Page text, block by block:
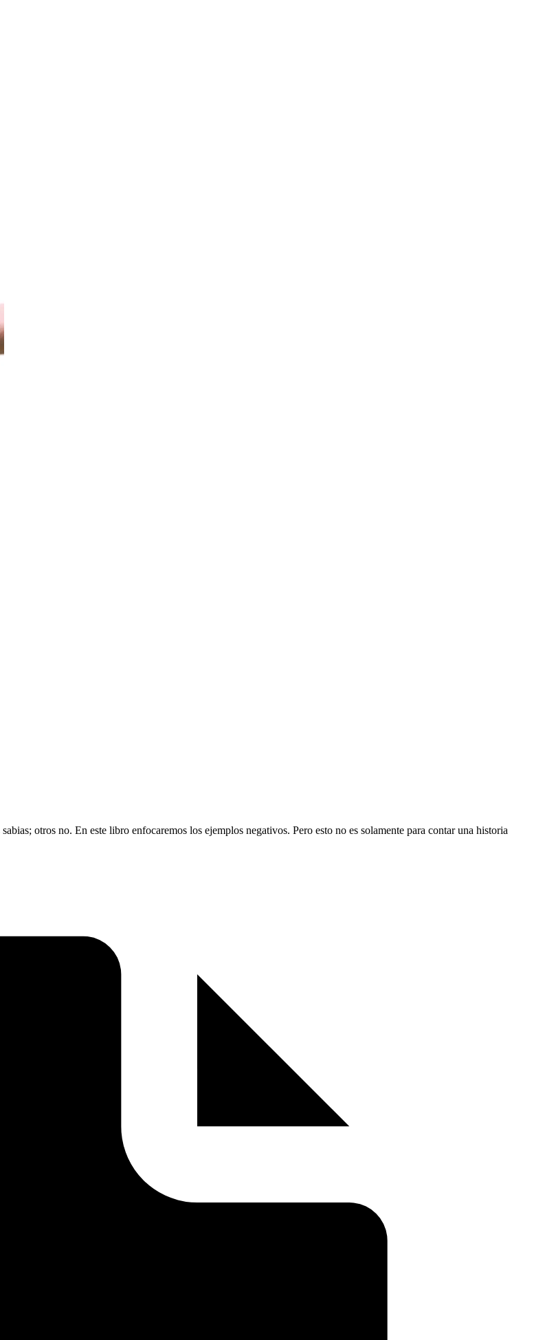
otros no. En este libro enfocaremos los ejemplos negativos. Pero esto no es solamente para contar una historia